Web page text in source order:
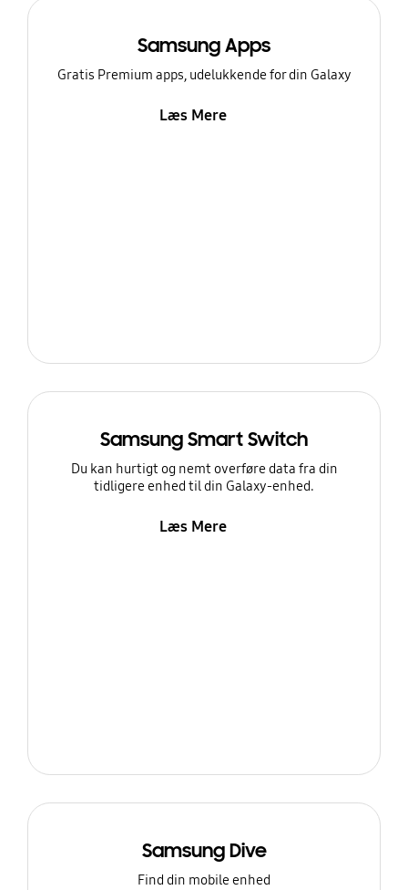
Samsung Apps
Gratis Premium apps, udelukkende for din Galaxy
Læs Mere
Samsung Smart Switch
Du kan hurtigt og nemt overføre data fra din
tidligere enhed til din Galaxy-enhed.
Læs Mere
Samsung Dive
Find din mobile enhed